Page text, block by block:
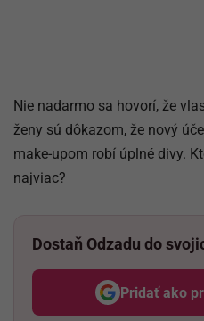
Nie nadarmo sa hovorí, že
ženy sú dôkazom, že nový
make-upom robí úplné divy.
najviac?
Dostaň Odzadu do
Pridať ako